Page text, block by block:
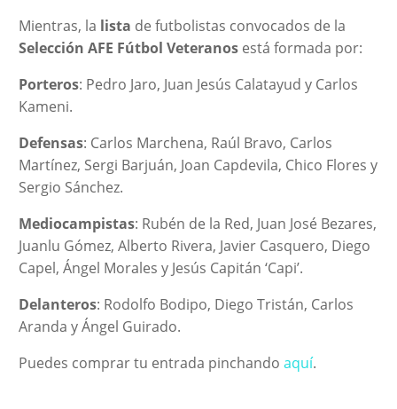
Mientras, la lista de futbolistas convocados de la
Selección AFE Fútbol Veteranosestá formada por:
Porteros: Pedro Jaro, Juan Jesús Calatayud y Carlos
Kameni.
Defensas: Carlos Marchena, Raúl Bravo, Carlos
Martínez, Sergi Barjuán, Joan Capdevila, Chico Flores y
Sergio Sánchez.
Mediocampistas: Rubén de la Red, Juan José Bezares,
Juanlu Gómez, Alberto Rivera, Javier Casquero, Diego
Capel, Ángel Morales y Jesús Capitán ‘Capi’.
Delanteros: Rodolfo Bodipo, Diego Tristán, Carlos
Aranda y Ángel Guirado.
Puedes comprar tu entrada pinchando aquí.